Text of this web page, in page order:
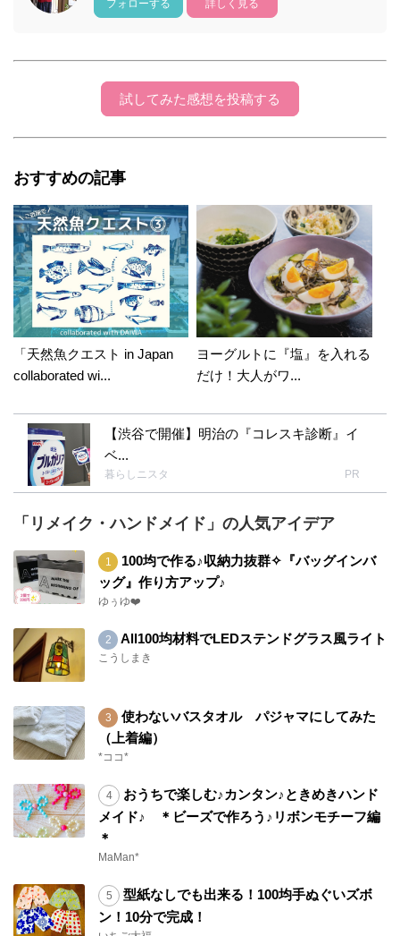
フォローする 詳しく見る
試してみた感想を投稿する
おすすめの記事
「天然魚クエスト in Japan
collaborated wi...
ヨーグルトに『塩』を入れる
だけ！大人がワ...
【渋谷で開催】明治の『コレスキ診断』イ
ベ...
暮らしニスタ PR
「リメイク・ハンドメイド」の人気アイデア
100均で作る♪収納力抜群✧『バッグインバ
ッグ』作り方アップ♪
ゆぅゆ❤️
All100均材料でLEDステンドグラス風ライト
こうしまき
使わないバスタオル パジャマにしてみた
（上着編）
*ココ*
おうちで楽しむ♪カンタン♪ときめきハンド
メイド♪ ＊ビーズで作ろう♪リボンモチーフ編
＊
MaMan*
型紙なしでも出来る！100均手ぬぐいズボ
ン！10分で完成！